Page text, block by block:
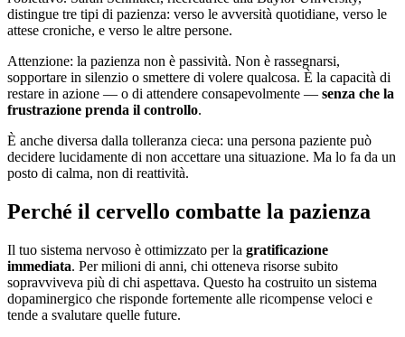
distingue tre tipi di pazienza: verso le avversità quotidiane, verso le
attese croniche, e verso le altre persone.
Attenzione: la pazienza non è passività. Non è rassegnarsi,
sopportare in silenzio o smettere di volere qualcosa. È la capacità di
restare in azione — o di attendere consapevolmente — senza che la
frustrazione prenda il controllo.
È anche diversa dalla tolleranza cieca: una persona paziente può
decidere lucidamente di non accettare una situazione. Ma lo fa da un
posto di calma, non di reattività.
Perché il cervello combatte la pazienza
Il tuo sistema nervoso è ottimizzato per la gratificazione
immediata. Per milioni di anni, chi otteneva risorse subito
sopravviveva più di chi aspettava. Questo ha costruito un sistema
dopaminergico che risponde fortemente alle ricompense veloci e
tende a svalutare quelle future.